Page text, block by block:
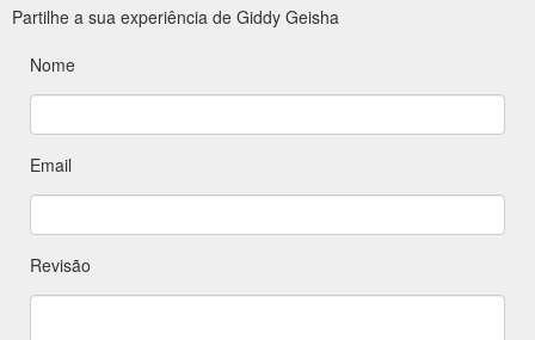
Partilhe a sua experiência de Giddy Geisha
Nome
Email
Revisão